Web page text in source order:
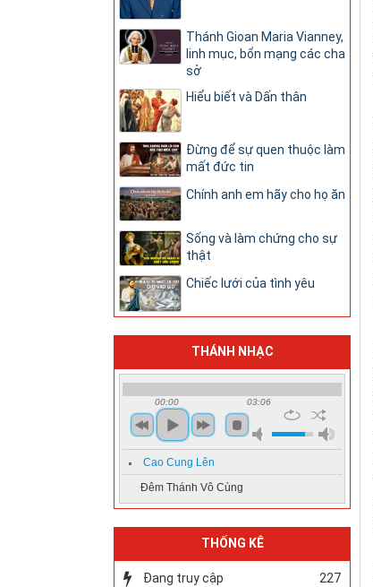
Thánh Gioan Maria Vianney,
linh mục, bổn mạng các cha
sở
Hiểu biết và Dấn thân
Đừng để sự quen thuộc làm
mất đức tin
Chính anh em hãy cho họ ăn
Sống và làm chứng cho sự
thật
Chiếc lưới của tình yêu
THÁNH NHẠC
00:00 03:06
Cao Cung Lên
Đêm Thánh Vô Cùng
THỐNG KÊ
Đang truy cập
227